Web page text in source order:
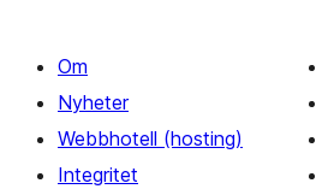
Om
Nyheter
Webbhotell (hosting)
Integritet